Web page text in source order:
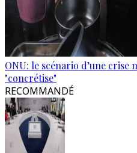
ONU: le scénario d’une crise
"concrétise"
RECOMMANDÉ